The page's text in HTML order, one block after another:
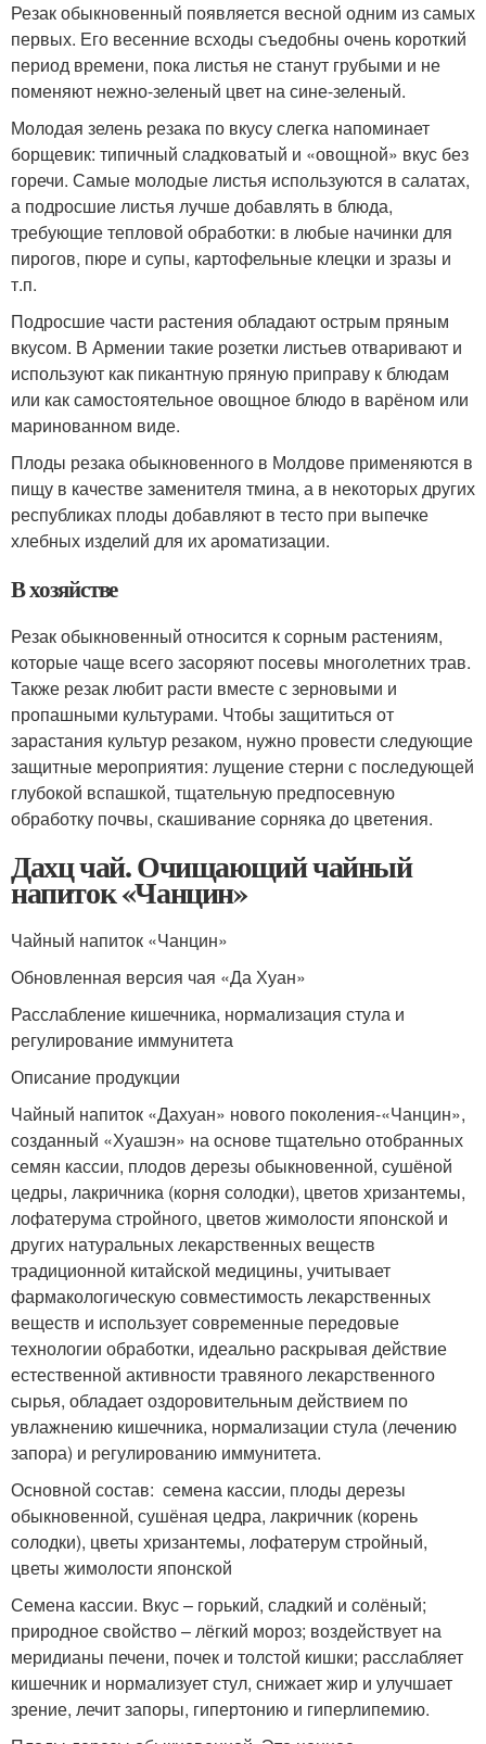
Резак обыкновенный появляется весной одним из самых
первых. Его весенние всходы съедобны очень короткий
период времени, пока листья не станут грубыми и не
поменяют нежно-зеленый цвет на сине-зеленый.
Молодая зелень резака по вкусу слегка напоминает
борщевик: типичный сладковатый и «овощной» вкус без
горечи. Самые молодые листья используются в салатах,
а подросшие листья лучше добавлять в блюда,
требующие тепловой обработки: в любые начинки для
пирогов, пюре и супы, картофельные клецки и зразы и
т.п.
Подросшие части растения обладают острым пряным
вкусом. В Армении такие розетки листьев отваривают и
используют как пикантную пряную приправу к блюдам
или как самостоятельное овощное блюдо в варёном или
маринованном виде.
Плоды резака обыкновенного в Молдове применяются в
пищу в качестве заменителя тмина, а в некоторых других
республиках плоды добавляют в тесто при выпечке
хлебных изделий для их ароматизации.
В хозяйстве
Резак обыкновенный относится к сорным растениям,
которые чаще всего засоряют посевы многолетних трав.
Также резак любит расти вместе с зерновыми и
пропашными культурами. Чтобы защититься от
зарастания культур резаком, нужно провести следующие
защитные мероприятия: лущение стерни с последующей
глубокой вспашкой, тщательную предпосевную
обработку почвы, скашивание сорняка до цветения.
Дахц чай. Очищающий чайный
напиток «Чанцин»
Чайный напиток «Чанцин»
Обновленная версия чая «Да Хуан»
Расслабление кишечника, нормализация стула и
регулирование иммунитета
Описание продукции
Чайный напиток «Дахуан» нового поколения-«Чанцин»,
созданный «Хуашэн» на основе тщательно отобранных
семян кассии, плодов дерезы обыкновенной, сушёной
цедры, лакричника (корня солодки), цветов хризантемы,
лофатерума стройного, цветов жимолости японской и
других натуральных лекарственных веществ
традиционной китайской медицины, учитывает
фармакологическую совместимость лекарственных
веществ и использует современные передовые
технологии обработки, идеально раскрывая действие
естественной активности травяного лекарственного
сырья, обладает оздоровительным действием по
увлажнению кишечника, нормализации стула (лечению
запора) и регулированию иммунитета.
Основной состав: семена кассии, плоды дерезы
обыкновенной, сушёная цедра, лакричник (корень
солодки), цветы хризантемы, лофатерум стройный,
цветы жимолости японской
Семена кассии. Вкус – горький, сладкий и солёный;
природное свойство – лёгкий мороз; воздействует на
меридианы печени, почек и толстой кишки; расслабляет
кишечник и нормализует стул, снижает жир и улучшает
зрение, лечит запоры, гипертонию и гиперлипемию.